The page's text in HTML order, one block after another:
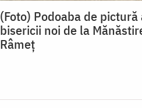
(Foto) Podoaba de pictură
bisericii noi de la
Râmeț